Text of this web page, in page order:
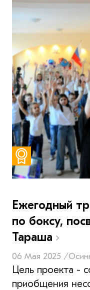
Ежегодный
по боксу,
Тараша
06 Мая 2025 /
Цель проекта -
приобщения